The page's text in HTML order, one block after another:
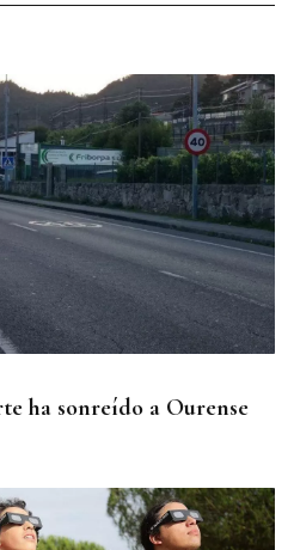
tras ser arrastrados por la
Besteira
ha sonreído a Ourense